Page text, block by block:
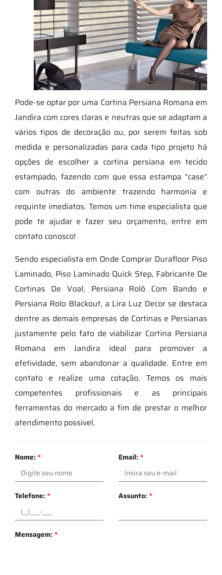
Pode-se optar por uma Cortina Persiana Romana em
Jandira com cores claras e neutras que se adaptam a
vários tipos de decoração ou, por serem feitas sob
medida e personalizadas para cada tipo projeto há
opções de escolher a cortina persiana em tecido
estampado, fazendo com que essa estampa “case”
com outras do ambiente trazendo harmonia e
requinte imediatos. Temos um time especialista que
pode te ajudar e fazer seu orçamento, entre em
contato conosco!
Sendo especialista em Onde Comprar Durafloor Piso
Laminado, Piso Laminado Quick Step, Fabricante De
Cortinas De Voal, Persiana Rolô Com Bando e
Persiana Rolo Blackout, a Lira Luz Decor se destaca
dentre as demais empresas de Cortinas e Persianas
justamente pelo fato de viabilizar Cortina Persiana
Romana em Jandira ideal para promover a
efetividade, sem abandonar a qualidade. Entre em
contato e realize uma cotação. Temos os mais
competentes profissionais e as principais
ferramentas do mercado a fim de prestar o melhor
atendimento possível.
Nome:* Email:*
Telefone:* Assunto:*
Mensagem:*